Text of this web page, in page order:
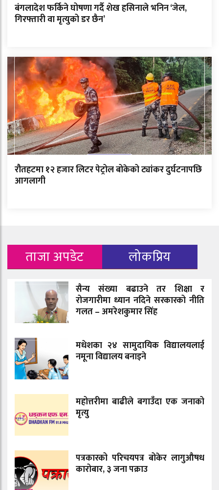
बंगलादेश फर्किने घोषणा गर्दै शेख हसिनाले भनिन ‘जेल,
गिरफ्तारी वा मृत्युको डर छैन’
रौतहटमा १२ हजार लिटर पेट्रोल बोकेको ट्यांकर दुर्घटनापछि
आगलागी
ताजा अपडेट लोकप्रिय
सैन्य संख्या बढाउने तर शिक्षा र
रोजगारीमा ध्यान नदिने सरकारको नीति
गलत – अमरेशकुमार सिंह
मधेशका २४ सामुदायिक विद्यालयलाई
नमूना विद्यालय बनाइने
महोत्तरीमा बाढीले बगाउँदा एक जनाको
मृत्यु
पत्रकारको परिचयपत्र बोकेर लागुऔषध
कारोबार, ३ जना पक्राउ